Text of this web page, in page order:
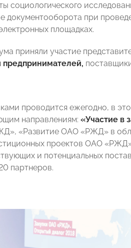
социологического
документооборота при
площадках.
приняли участие
проводится ежегодно, в
направлениям: «Участие в
«Развитие ОАО «РЖД» в
проектов ОАО
и потенциальных
партнеров.